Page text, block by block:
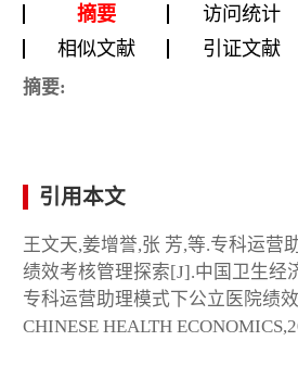
摘要 访问统计
相似文献
引证文献
摘要:
引用本文
王文天,姜增誉,张 芳,等.专科运营
绩效考核管理探索[J].中国卫生经
专科运营助理模式下公立医院绩
CHINESE HEALTH